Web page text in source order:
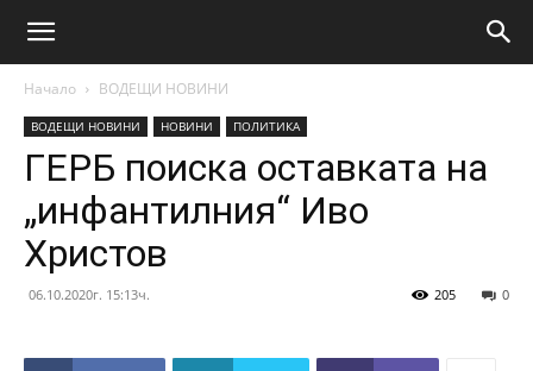
Начало ВОДЕЩИ НОВИНИ
ВОДЕЩИ НОВИНИ НОВИНИ ПОЛИТИКА
ГЕРБ поиска оставката на
„инфантилния“ Иво
Христов
06.10.2020г. 15:13ч. 0
205